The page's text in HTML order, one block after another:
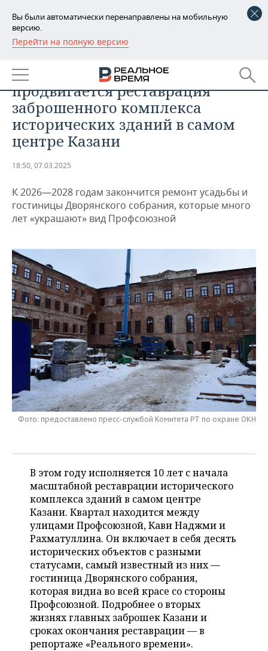
Вы были автоматически перенаправлены на мобильную
версию.
Перейти на полную версию
РЕГИОНЫ
БАШКОРТОСТАН
ТАТАРСТАН
УДМУРТИЯ
НОВОСТИ
АНАЛИТИКА
НОВОСТИ АНАЛИТИКИ
ДЕКЛАРАЦИИ О ДОХОДАХ
ВУЗЫ ТАТАРСТАНА
ТАТАРСТАНА
ЭКОНОМИКА
НОВОСТИ ЭКОНОМИКИ
БАНКИ
ИНВЕСТИЦИИ
ПРОМЫШЛЕННОСТЬ
ПРОМЫШЛЕННОСТИ
АГРОПРОМ
НЕФТЕХИМИЯ
НЕФТЬ
ОПК
ЭНЕРГЕТИКА
НОВОСТИ НЕДВИЖИМОСТИ
АВТО
НОВОСТИ БИЗНЕСА
РОЗНИЧНАЯ ТОРГОВЛЯ
ТРАНСПОРТ
УСЛУГИ
ТЕХНОЛОГИИ
НОВОСТИ ТЕХНОЛОГИЙ
IT
МЕДИА
ТЕЛЕКОММУНИКАЦИИ
МЕРОПРИЯТИЯ
НОВОСТИ МЕРОПРИЯТИЙ
ВЫЕЗДНАЯ РЕДАКЦИЯ
БИЗНЕС-БРАНЧИ
ONLINE-КОНФЕРЕНЦИИ
СПОРТ
НОВОСТИ СПОРТА
ФУТБОЛ
ХОККЕЙ
ВОЛЕЙБОЛ
КИБЕРСПОРТ
ФИГУРНОЕ КАТАНИЕ
ВОДНЫЕ ВИДЫ СПОРТА
ХОККЕЙ С МЯЧОМ
ОБЩЕСТВО
НОВОСТИ ОБЩЕСТВА
ВЛАСТЬ
ИСТОРИЯ
КУЛЬТУРА
МЕДИЦИНА
ОБРАЗОВАНИЕ
ПРОИСШЕСТВИЯ
ФОТОГАЛЕРЕЯ
СЮЖЕТЫ
СПИСОК ПЕРСОН
СПИСОК КОМПАНИЙ
ПОЛНАЯ ВЕРСИЯ
«Ужасающий вид»: как
продвигается реставрация
заброшенного комплекса
исторических зданий в самом
центре Казани
18:50, 07.03.2025
К 2026—2028 годам закончится ремонт усадьбы и
гостиницы Дворянского собрания, которые много
лет «украшают» вид Профсоюзной
Фото: предоставлено пресс-службой Комитета РТ по охране ОКН
В этом году исполняется 10 лет с начала
масштабной реставрации исторического
комплекса зданий в самом центре
Казани. Квартал находится между
улицами Профсоюзной, Кави Наджми и
Рахматуллина. Он включает в себя десять
исторических объектов с разными
статусами, самый известный из них —
гостиница Дворянского собрания,
которая видна во всей красе со стороны
Профсоюзной. Подробнее о вторых
жизнях главных заброшек Казани и
сроках окончания реставрации — в
репортаже «Реального времени».